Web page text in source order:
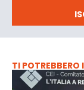
TI POTREBBERO